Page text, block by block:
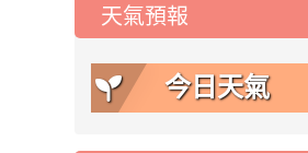
天氣預報
今日天氣